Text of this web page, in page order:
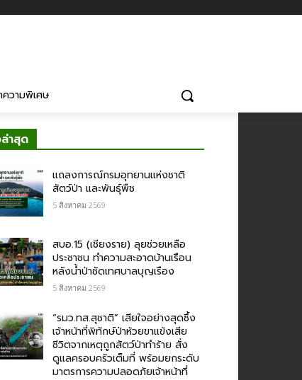
วามพิเศษ
าสุด
แถลงการณ์กรมอุทยานแห่งชาติ
สัตว์ป่า และพันธุ์พืช
5 สิงหาคม 2569
สบอ.15 (เชียงราย) ลุยช่วยเหลือ
ประชาชน ทำความสะอาดบ้านเรือน
หลังน้ำป่าซัดเทศบาลบุญเรือง
5 สิงหาคม 2569
“รมว.ทส.สุชาติ” เสียใจอย่างสุดซึ้ง
เจ้าหน้าที่พิทักษ์ป่าห้วยขาแข้งเสีย
ชีวิตจากเหตุถูกสัตว์ป่าทำร้าย สั่ง
ดูแลครอบครัวเต็มที่ พร้อมยกระดับ
มาตรการความปลอดภัยเจ้าหน้าที่